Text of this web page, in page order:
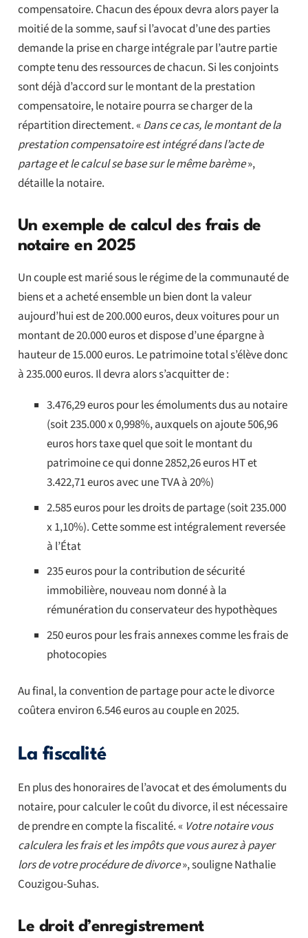
compensatoire. Chacun des époux devra alors payer la
moitié de la somme, sauf si l’avocat d’une des parties
demande la prise en charge intégrale par l’autre partie
compte tenu des ressources de chacun. Si les conjoints
sont déjà d’accord sur le montant de la prestation
compensatoire, le notaire pourra se charger de la
répartition directement. «Dans ce cas, le montant de la
prestation compensatoire est intégré dans l’acte de
partage et le calcul se base sur le même barème»,
détaille la notaire.
Un exemple de calcul des frais de
notaire en 2025
Un couple est marié sous le régime de la communauté de
biens et a acheté ensemble un bien dont la valeur
aujourd’hui est de 200.000 euros, deux voitures pour un
montant de 20.000 euros et dispose d’une épargne à
hauteur de 15.000 euros. Le patrimoine total s’élève donc
à 235.000 euros. Il devra alors s’acquitter de :
3.476,29 euros pour les émoluments dus au notaire
(soit 235.000 x 0,998%, auxquels on ajoute 506,96
euros hors taxe quel que soit le montant du
patrimoine ce qui donne 2852,26 euros HT et
3.422,71 euros avec une TVA à 20%)
2.585 euros pour les droits de partage (soit 235.000
x 1,10%). Cette somme est intégralement reversée
à l’État
235 euros pour la contribution de sécurité
immobilière, nouveau nom donné à la
rémunération du conservateur des hypothèques
250 euros pour les frais annexes comme les frais de
photocopies
Au final, la convention de partage pour acte le divorce
coûtera environ 6.546 euros au couple en 2025.
La fiscalité
En plus des honoraires de l’avocat et des émoluments du
notaire, pour calculer le coût du divorce, il est nécessaire
de prendre en compte la fiscalité. « Votre notaire vous
calculera les frais et les impôts que vous aurez à payer
lors de votre procédure de divorce», souligne Nathalie
Couzigou-Suhas.
Le droit d’enregistrement